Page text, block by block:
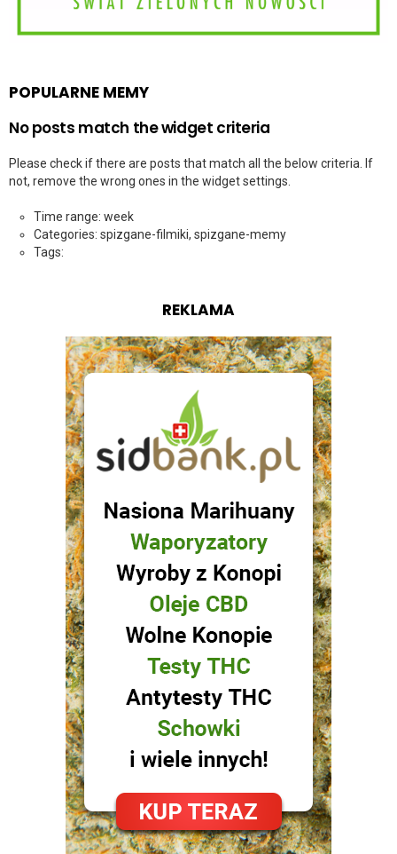
POPULARNE MEMY
No posts match the widget criteria
Please check if there are posts that match all the below criteria. If
not, remove the wrong ones in the widget settings.
Time range: week
Categories: spizgane-filmiki, spizgane-memy
Tags:
REKLAMA